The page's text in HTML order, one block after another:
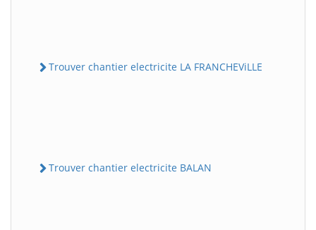
Trouver chantier electricite LA FRANCHEViLLE
Trouver chantier electricite BALAN